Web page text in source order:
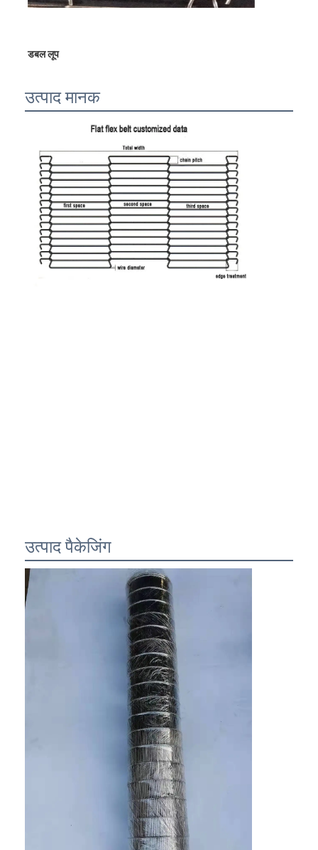
डबल लूप
उत्पाद मानक
उत्पाद पैकेजिंग